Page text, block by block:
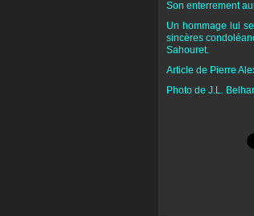
Son enterrement
Un hommage lui
sincères
Sahouret.
Article de Pierre
Photo de J.L.